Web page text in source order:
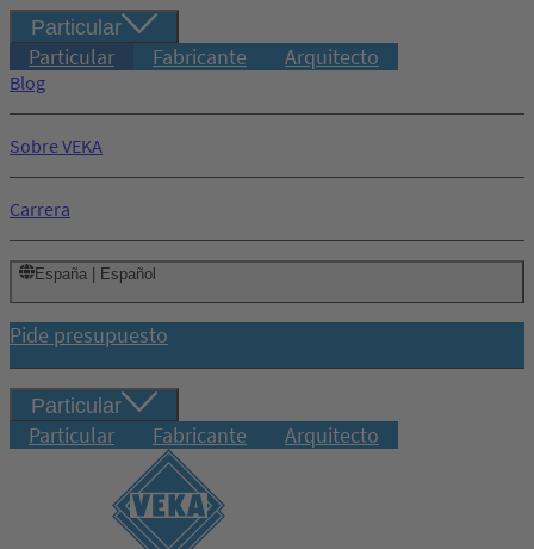
Particular
Particular Fabricante Arquitecto
Blog
Sobre VEKA
Carrera
España | Español
Pide presupuesto
Particular
Particular Fabricante Arquitecto